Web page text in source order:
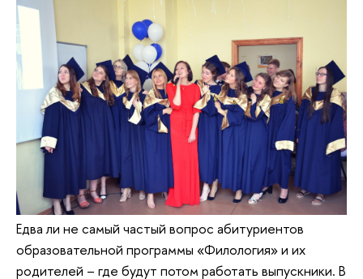
Едва ли не самый частый вопрос абитуриентов
образовательной программы «Филология» и их
родителей – где будут потом работать выпускники. В